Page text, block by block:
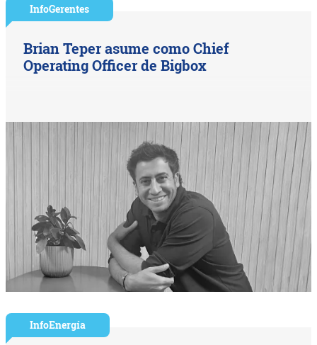
InfoGerentes
Brian Teper asume como Chief
Operating Officer de Bigbox
InfoEnergía